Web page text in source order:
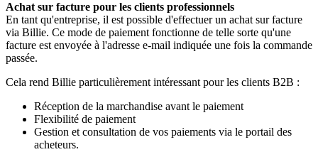
Achat sur facture pour les clients professionnels
En tant qu'entreprise, il est possible d'effectuer un achat sur facture
via Billie. Ce mode de paiement fonctionne de telle sorte qu'une
facture est envoyée à l'adresse e-mail indiquée une fois la commande
passée.
Cela rend Billie particulièrement intéressant pour les clients B2B :
Réception de la marchandise avant le paiement
Flexibilité de paiement
Gestion et consultation de vos paiements via le portail des
acheteurs.